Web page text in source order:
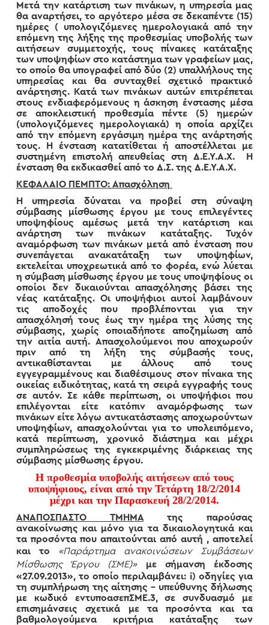
Μετά την κατάρτιση των πινάκων, η υπηρεσία μας
θα αναρτήσει, το αργότερο μέσα σε δεκαπέντε (15)
ημέρες ( υπολογιζόμενες ημερολογιακά από την
επόμενη της λήξης της προθεσμίας υποβολής των
αιτήσεων συμμετοχής, τους πίνακες κατάταξης
των υποψηφίων στο κατάστημα των γραφείων μας,
το οποίο θα υπογραφεί από δύο (2) υπαλλήλους της
υπηρεσίας και θα συνταχθεί σχετικό πρακτικό
ανάρτησης. Κατά των πινάκων αυτών επιτρέπεται
στους ενδιαφερόμενους η άσκηση ένστασης μέσα
σε αποκλειστική προθεσμία πέντε (5) ημερών
(υπολογιζόμενες ημερολογιακά) η οποία αρχίζει
από την επόμενη εργάσιμη ημέρα της ανάρτησής
τους. Η ένσταση κατατίθεται ή αποστέλλεται με
συστημένη επιστολή απευθείας στη Δ.Ε.Υ.Α.Χ. Η
ένσταση θα εκδικασθεί από το Δ.Σ. της Δ.Ε.Υ.Α.Χ.
ΚΕΦΑΛΑΙΟ ΠΕΜΠΤΟ: Απασχόληση
Η υπηρεσία δύναται να προβεί στη σύναψη
σύμβασης μίσθωσης έργου με τους επιλεγέντες
υποψηφίους αμέσως μετά την κατάρτιση και
ανάρτηση των πινάκων κατάταξης. Τυχόν
αναμόρφωση των πινάκων μετά από ένσταση που
συνεπάγεται ανακατάταξη των υποψηφίων,
εκτελείται υποχρεωτικά από το φορέα, ενώ λύεται
η σύμβαση μίσθωσης έργου με τους υποψηφίους οι
οποίοι δεν δικαιούνται απασχόλησης βάσει της
νέας κατάταξης. Οι υποψήφιοι αυτοί λαμβάνουν
τις αποδοχές που προβλέπονται για την
απασχόλησή τους έως την ημέρα της λύσης της
σύμβασης, χωρίς οποιαδήποτε αποζημίωση από
την αιτία αυτή. Απασχολούμενοι που αποχωρούν
πριν από τη λήξη της σύμβασής τους,
αντικαθίστανται με άλλους από τους
εγγεγραμμένους και διαθέσιμους στον πίνακα της
οικείας ειδικότητας, κατά τη σειρά εγγραφής τους
σε αυτόν. Σε κάθε περίπτωση, οι υποψήφιοι που
επιλέγονται είτε κατόπιν αναμόρφωσης των
πινάκων είτε λόγω αντικατάστασης αποχωρούντων
υποψηφίων, απασχολούνται για το υπολειπόμενο,
κατά περίπτωση, χρονικό διάστημα και μέχρι
συμπληρώσεως της εγκεκριμένης διάρκειας της
σύμβασης μίσθωσης έργου.
Η προθεσμία υποβολής αιτήσεων από τους
υποψήφιους, είναι από την Τετάρτη 18/2/2014
μέχρι και την Παρασκευή 28/2/2014.
ΑΝΑΠΟΣΠΑΣΤΟ ΤΜΗΜΑτης παρούσας
ανακοίνωσης και μόνο για τα δικαιολογητικά και
τα προσόντα που απαιτούνται από αυτή , αποτελεί
και το «Παράρτημα ανακοινώσεων Συμβάσεων
Μίσθωσης Έργου (ΣΜΕ)»με σήμανση έκδοσης
«27.09.2013», το οποίο περιλαμβάνει: i) οδηγίες για
τη συμπλήρωση της αίτησης – υπεύθυνης δήλωσης
με κωδικό εντυποασεπΣΜΕ.3, σε συνδυασμό με
επισημάνσεις σχετικά με τα προσόντα και τα
βαθμολογούμενα κριτήρια κατάταξης των